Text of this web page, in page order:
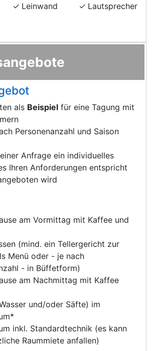
Leinwand
Lautsprecher
als Beispiel für eine Tagung mit
Personenanzahl und Saison
Anfrage ein individuelles
Ihren Anforderungen entspricht
wird
am Vormittag mit Kaffee und
(mind. ein Tellergericht zur
Menü oder - je nach
- in Büffetform)
am Nachmittag mit Kaffee
und/oder Säfte) im
inkl. Standardtechnik (es kann
Raummiete anfallen)